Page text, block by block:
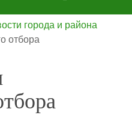
города и района
отбора